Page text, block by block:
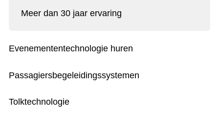
Meer dan 30 jaar ervaring
Evenemententechnologie huren
Passagiersbegeleidingssystemen
Tolktechnologie